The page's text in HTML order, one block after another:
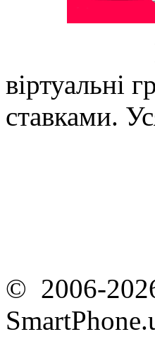
віртуальні
ставками.
© 2006-